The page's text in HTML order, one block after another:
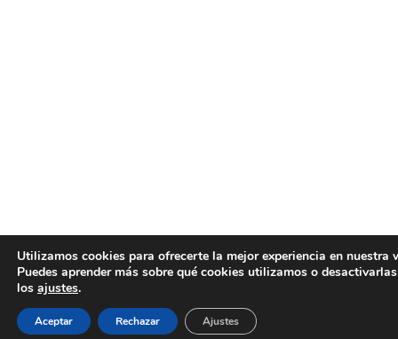
Utilizamos cookies para ofrecerte la mejor experiencia en nuestra
Puedes aprender más sobre qué cookies utilizamos o
los ajustes.
Aceptar Rechazar Ajustes